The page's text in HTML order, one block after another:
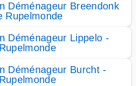
Déménageur Breendonk
Rupelmonde
Déménageur Lippelo -
Déménageur Burcht -